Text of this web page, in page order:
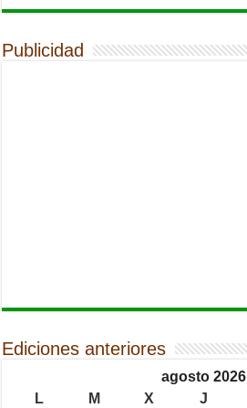
Publicidad
Ediciones anteriores
agosto 2026
L
M X J